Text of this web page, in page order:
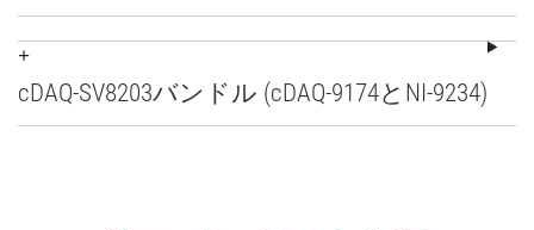
cDAQ-SV8203バンドル (cDAQ-9174と NI-9234)